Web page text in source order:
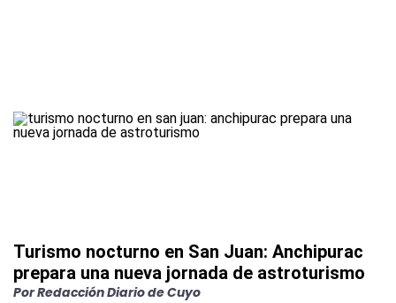
Turismo nocturno en San Juan: Anchipurac
prepara una nueva jornada de astroturismo
PorRedacción Diario de Cuyo